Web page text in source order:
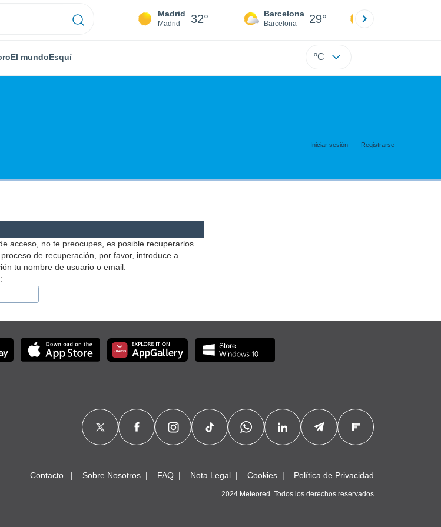
Madrid
Madrid 32° Barcelona
Barcelona 29°
El mundoEsquí ºC
Iniciar sesión Registrarse
acceso, no te preocupes, es posible recuperarlos.
de recuperación, por favor, introduce a
tu nombre de usuario o email.
Contacto Sobre Nosotros FAQ Nota Legal Cookies Política de Privacidad
2024 Meteored. Todos los derechos reservados